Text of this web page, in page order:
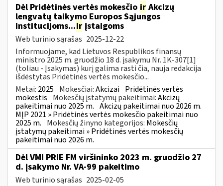
Dėl Pridėtinės vertės mokesčio ir Akcizų
lengvatų taikymo Europos Sąjungos
institucijoms...ir įstaigoms
Web turinio sąrašas 2025-12-22
Informuojame, kad Lietuvos Respublikos finansų
ministro 2025 m. gruodžio 18 d. įsakymu Nr. 1K-307[1]
(toliau - Įsakymas) kurį galima rasti čia, nauja redakcija
išdėstytas Pridėtinės vertės mokesčio...
Metai: 2025 Mokesčiai:Akcizai Pridėtinės vertės
mokestis Mokesčių įstatymų pakeitimai:Akcizų
pakeitimai nuo 2025 m. Akcizų pakeitimai nuo 2026 m.
MĮP 2021 » Pridėtinės vertės mokesčio pakeitimai nuo
2025 m. Mokesčių žinyno kategorijos: Mokesčių
įstatymų pakeitimai » Pridėtinės vertės mokesčių
pakeitimai nuo 2026 m.
Dėl VMI PRIE FM viršininko 2023 m. gruodžio 27
d. įsakymo Nr. VA-99 pakeitimo
Web turinio sąrašas 2025-02-05